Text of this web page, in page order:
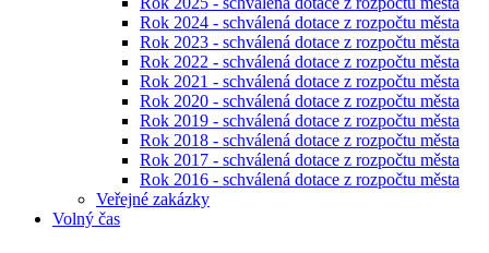
Rok 2024 - schválená dotace z rozpočtu města
Rok 2023 - schválená dotace z rozpočtu města
Rok 2022 - schválená dotace z rozpočtu města
Rok 2021 - schválená dotace z rozpočtu města
Rok 2020 - schválená dotace z rozpočtu města
Rok 2019 - schválená dotace z rozpočtu města
Rok 2018 - schválená dotace z rozpočtu města
Rok 2017 - schválená dotace z rozpočtu města
Rok 2016 - schválená dotace z rozpočtu města
Veřejné zakázky
Volný čas